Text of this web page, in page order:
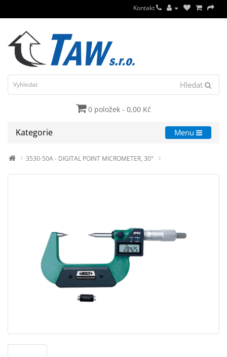
Kontakt
Hledat
0 položek - 0,00 Kč
Kategorie Menu
3530-50A - DIGITAL POINT MICROMETER, 30°